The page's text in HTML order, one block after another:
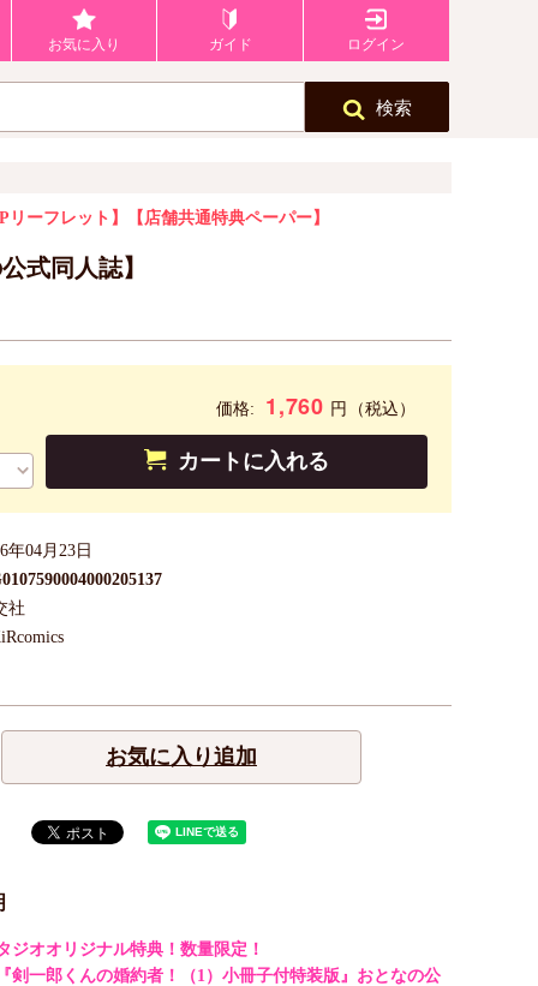
お気に入り ガイド ログイン
検索
リーフレット】 【店舗共通特典ペーパー】
式同人誌】
価格: 1,760 円 （税込）
カートに入れる
年04月23日
社
お気に入り追加
ジオオリジナル特典！数量限定！
剣一郎くんの婚約者！（1）小冊子付特装版』おとなの公